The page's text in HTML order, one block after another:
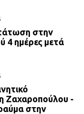
στην
4 ημέρες μετά
Ζαχαροπούλου -
στην